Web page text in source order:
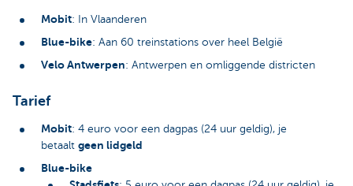
Mobit: In Vlaanderen
Blue-bike: Aan 60 treinstations over heel België
Velo Antwerpen: Antwerpen en omliggende districten
Tarief
Mobit: 4 euro voor een dagpas (24 uur geldig), je
betaalt geen lidgeld
Blue-bike